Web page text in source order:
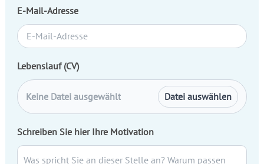
E-Mail-Adresse
Lebenslauf (CV)
Keine Datei ausgewählt Datei auswählen
Schreiben Sie hier Ihre Motivation